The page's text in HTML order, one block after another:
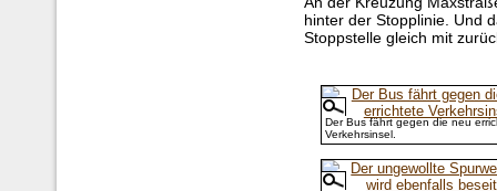
hinter der Stopplinie. Und
Stoppstelle gleich mit
Der Bus fährt gegen die neu
Verkehrsinsel.